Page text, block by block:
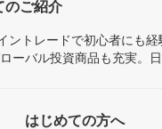
のご紹介
ントレードで初心者にも
ーバル投資商品も充実。
はじめての方へ